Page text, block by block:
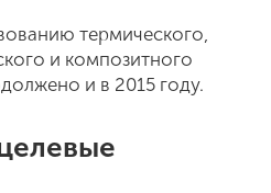
термического,
и композитного
и в 2015 году.